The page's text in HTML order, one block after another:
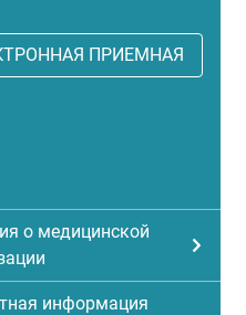
ПРИЕМНАЯ
о медицинской
информация